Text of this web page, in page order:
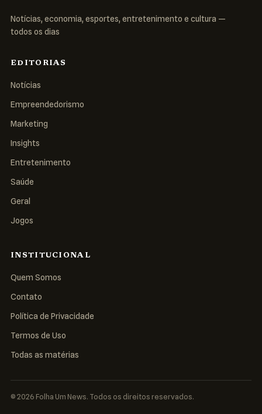
Notícias, economia, esportes, entretenimento e cultura —
todos os dias
EDITORIAS
Notícias
Empreendedorismo
Marketing
Insights
Entretenimento
Saúde
Geral
Jogos
INSTITUCIONAL
Quem Somos
Contato
Política de Privacidade
Termos de Uso
Todas as matérias
© 2026 Folha Um News. Todos os direitos reservados.